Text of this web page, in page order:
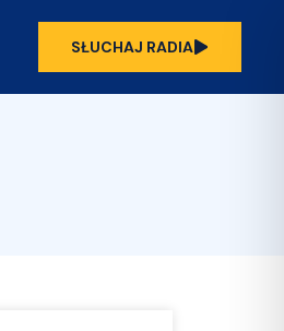
SŁUCHAJ RADIA